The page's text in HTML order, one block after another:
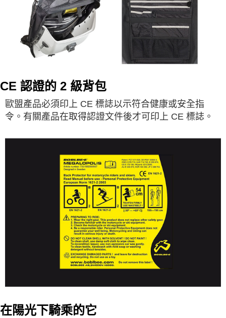
CE 認證的 2 級背包
歐盟產品必須印上 CE 標誌以示符合健康或安全指
令。有關產品在取得認證文件後才可印上 CE 標誌。
在陽光下騎乘的它